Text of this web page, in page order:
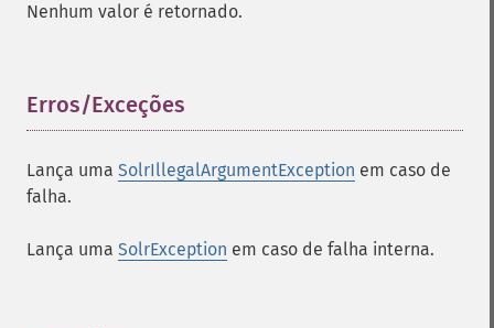
Nenhum valor é retornado.
Erros/Exceções
Lança uma SolrIllegalArgumentException em caso de
falha.
Lança uma SolrException em caso de falha interna.